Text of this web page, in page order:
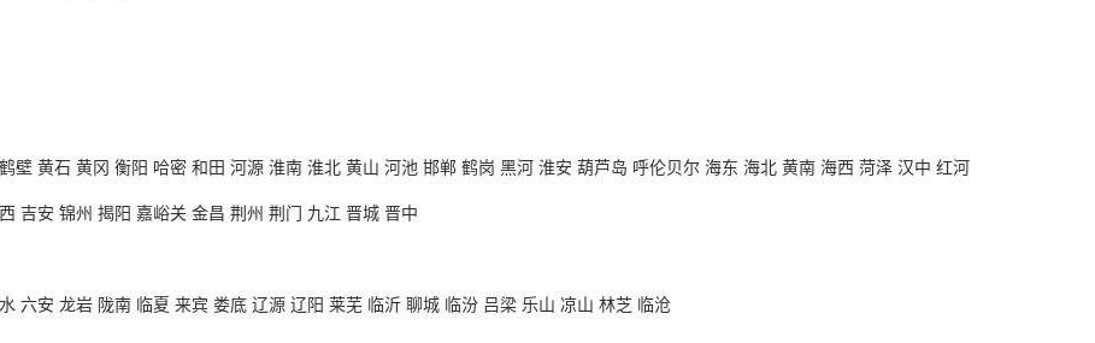
壁 黄石 黄冈 衡阳 哈密 和田 河源 淮南 淮北 黄山 河池 邯郸 鹤岗 黑河 淮安 葫芦岛 呼伦贝尔 海东 海北 黄南 海西 菏泽 汉中 红河
吉安 锦州 揭阳 嘉峪关 金昌 荆州 荆门 九江 晋城 晋中
六安 龙岩 陇南 临夏 来宾 娄底 辽源 辽阳 莱芜 临沂 聊城 临汾 吕梁 乐山 凉山 林芝 临沧